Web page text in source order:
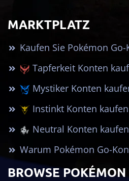
MARKTPLATZ
Kaufen Sie Pokémon Go-
Tapferkeit Konten
Mystiker Konten
Instinkt Konten kaufen
Neutral Konten kaufen
Warum Pokémon Go-
BROWSE POKÉMON